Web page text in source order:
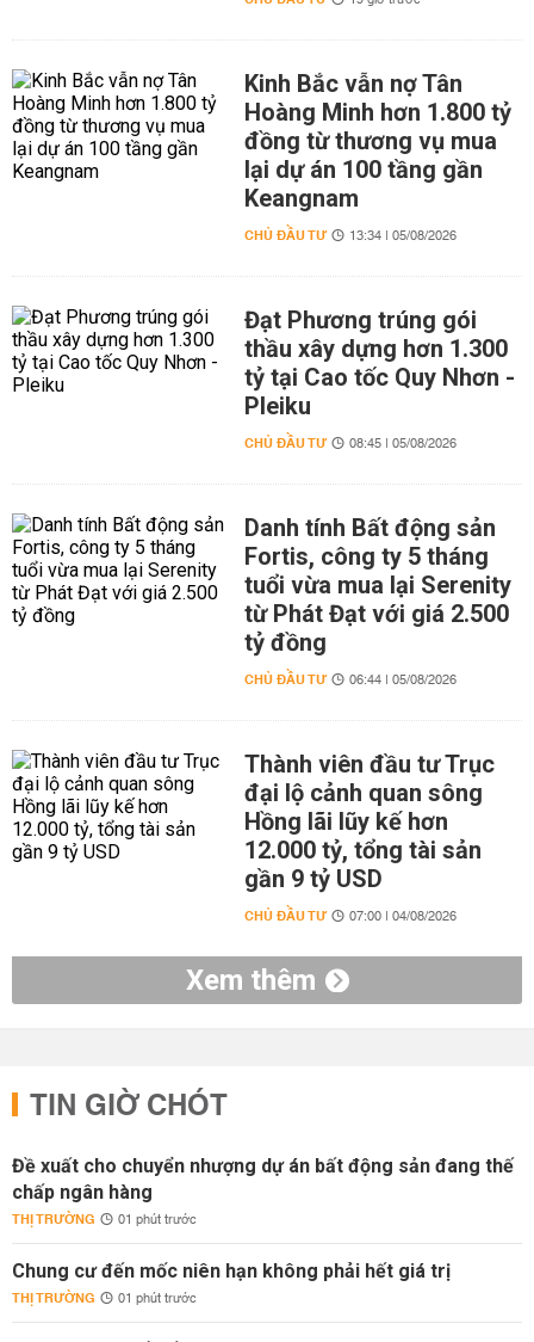
Kinh Bắc vẫn nợ Tân
Hoàng Minh hơn 1.800 tỷ
đồng từ thương vụ mua
lại dự án 100 tầng gần
Keangnam
CHỦ ĐẦU TƯ 13:34 | 05/08/2026
Đạt Phương trúng gói
thầu xây dựng hơn 1.300
tỷ tại Cao tốc Quy Nhơn -
Pleiku
CHỦ ĐẦU TƯ 08:45 | 05/08/2026
Danh tính Bất động sản
Fortis, công ty 5 tháng
tuổi vừa mua lại Serenity
từ Phát Đạt với giá 2.500
tỷ đồng
CHỦ ĐẦU TƯ 06:44 | 05/08/2026
Thành viên đầu tư Trục
đại lộ cảnh quan sông
Hồng lãi lũy kế hơn
12.000 tỷ, tổng tài sản
gần 9 tỷ USD
CHỦ ĐẦU TƯ 07:00 | 04/08/2026
Xem thêm
TIN GIỜ CHÓT
Đề xuất cho chuyển nhượng dự án bất động sản đang thế
chấp ngân hàng
THỊ TRƯỜNG 01 phút trước
Chung cư đến mốc niên hạn không phải hết giá trị
THỊ TRƯỜNG 01 phút trước